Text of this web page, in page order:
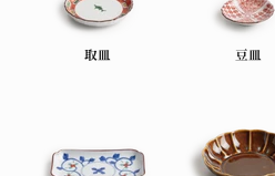
取皿 豆皿